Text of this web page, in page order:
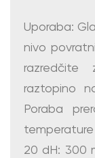
Uporaba:
nivo
raztopino
Poraba
20 dH: 300